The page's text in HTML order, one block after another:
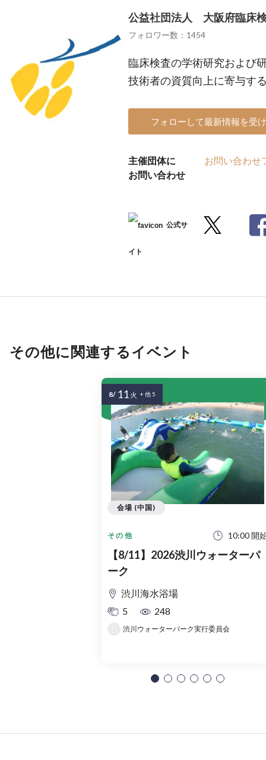
公益社団法人 大阪府臨床
フォロワー数：1454
臨床検査の学術研究および
技術者の資質向上に寄与す
フォローして最新情報を受
主催団体に
お問い合わせ
お問い合わせ
公式サ
イト
その他に関連するイベント
その他 10:00 開
【8/11】2026渋川ウォーターパ
ーク
渋川海水浴場
5
248
渋川ウォーターパーク実行委員会
会場 (中国)
8/ 11 火 + 他 5